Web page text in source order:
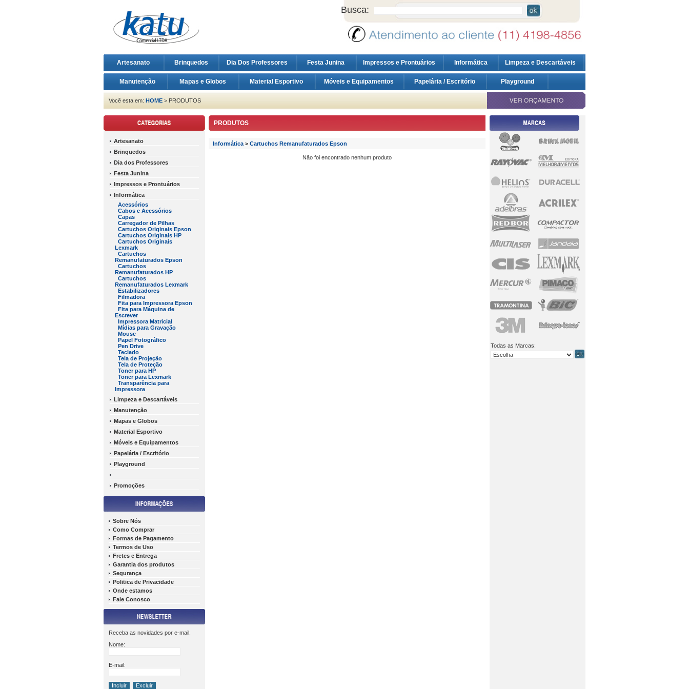
Busca:
Artesanato Brinquedos Dia Dos Professores Festa Junina Impressos e Prontuários Informática Limpeza e Descartáveis
Manutenção Mapas e Globos Material Esportivo Móveis e Equipamentos Papelária / Escritório Playground
Você esta em: HOME > PRODUTOS
Artesanato
Brinquedos
Dia dos Professores
Festa Junina
Impressos e Prontuários
Informática
Acessórios
Cabos e Acessórios
Capas
Carregador de Pilhas
Cartuchos Originais Epson
Cartuchos Originais HP
Cartuchos Originais
Lexmark
Cartuchos
Remanufaturados Epson
Cartuchos
Remanufaturados HP
Cartuchos
Remanufaturados Lexmark
Estabilizadores
Filmadora
Fita para Impressora Epson
Fita para Máquina de
Escrever
Impressora Matricial
Mídias para Gravação
Mouse
Papel Fotográfico
Pen Drive
Teclado
Tela de Projeção
Tela de Proteção
Toner para HP
Toner para Lexmark
Transparência para
Impressora
Limpeza e Descartáveis
Manutenção
Mapas e Globos
Material Esportivo
Móveis e Equipamentos
Papelária / Escritório
Playground
Promoções
Sobre Nós
Como Comprar
Formas de Pagamento
Termos de Uso
Fretes e Entrega
Garantia dos produtos
Segurança
Politica de Privacidade
Onde estamos
Fale Conosco
Receba as novidades por e-mail:
Nome:
E-mail:
PRODUTOS
Informática > Cartuchos Remanufaturados Epson
Não foi encontrado nenhum produto
Todas as Marcas: